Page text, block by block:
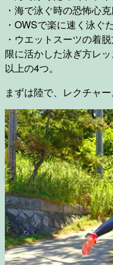
・海で泳ぐ時の恐怖心克
・OWSで楽に速く泳ぐ
・ウエットスーツの着
限に活かした泳ぎ方レ
以上の4つ。
まずは陸で、レクチャー